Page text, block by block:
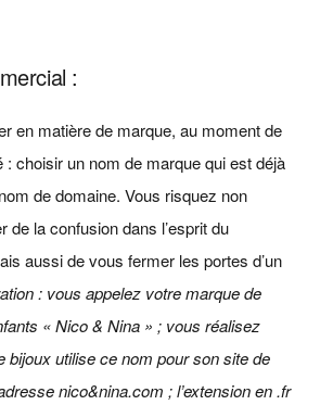
:
en matière de marque, au moment de
choisir un nom de marque qui est déjà
de domaine. Vous risquez non
de la confusion dans l’esprit du
aussi de vous fermer les portes d’un
: vous appelez votre marque de
« Nico & Nina » ; vous réalisez
bijoux utilise ce nom pour son site de
nico&nina.com ; l’extension en .fr